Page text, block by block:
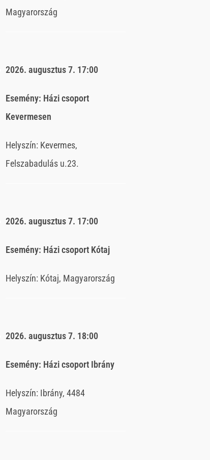
Magyarország
2026. augusztus 7. 17:00
Esemény: Házi csoport
Kevermesen
Helyszín: Kevermes,
Felszabadulás u.23.
2026. augusztus 7. 17:00
Esemény: Házi csoport Kótaj
Helyszín: Kótaj, Magyarország
2026. augusztus 7. 18:00
Esemény: Házi csoport Ibrány
Helyszín: Ibrány, 4484
Magyarország